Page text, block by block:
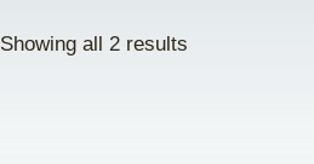
Showing all 2 results